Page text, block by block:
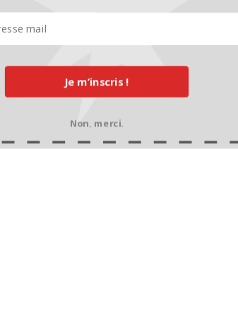
Je m’inscris !
Non, merci.